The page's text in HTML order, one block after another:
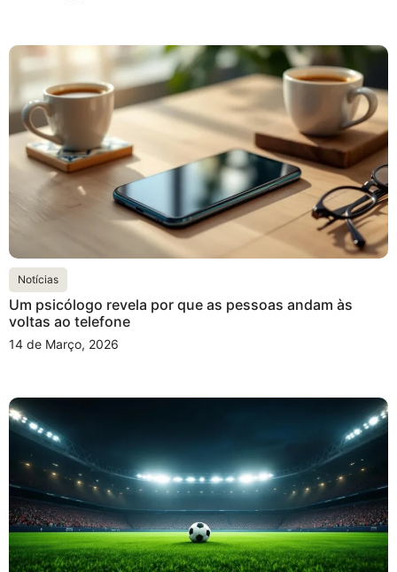
Notícias
Um psicólogo revela por que as pessoas andam às
voltas ao telefone
14 de Março, 2026